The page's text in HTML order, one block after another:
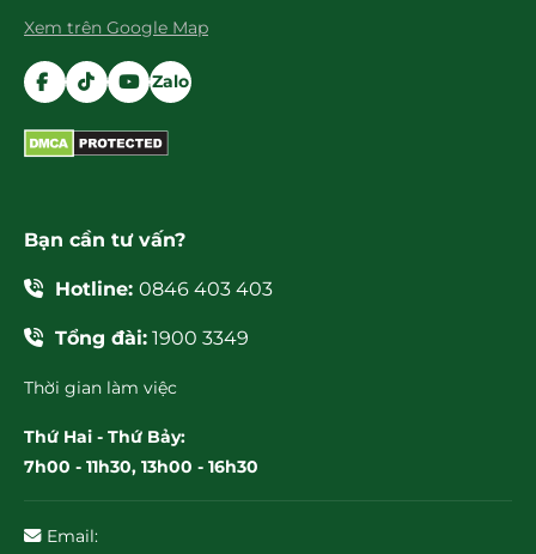
Xem trên Google Map
Zalo
Bạn cần tư vấn?
Hotline: 0846 403 403
Tổng đài: 1900 3349
Thời gian làm việc
Thứ Hai - Thứ Bảy:
7h00 - 11h30, 13h00 - 16h30
Email: